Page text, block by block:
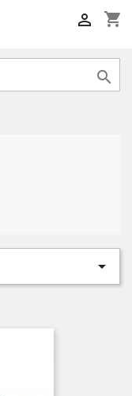
shopping_cart


